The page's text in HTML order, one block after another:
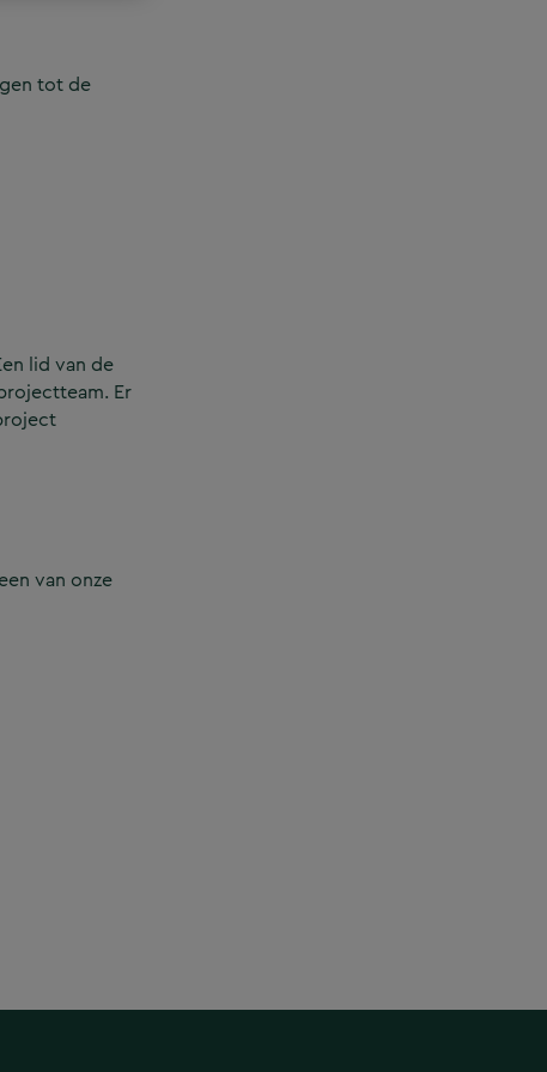
tot de
lid van de
Er
van onze